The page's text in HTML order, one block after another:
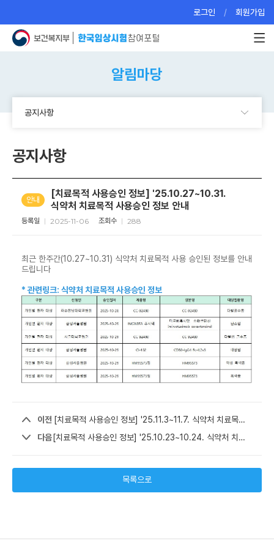
로그인 회원가입
알림마당
공지사항
공지사항
안내
[치료목적 사용승인 정보] '25.10.27~10.31.
식약처 치료목적 사용승인 정보 안내
등록일 2025-11-06 조회수 288
최근 한주간(10.27~10.31) 식약처 치료목적 사용 승인된 정보를 안내
드립니다
* 관련링크: 식약처 치료목적 사용승인 정보
이전
[치료목적 사용승인 정보] '25.11.3~11.7. 식약처 치료목적 사용승인 정보 안내
다음
[치료목적 사용승인 정보] '25.10.23~10.24. 식약처 치료목적 사용승인 정보 안내
목록으로